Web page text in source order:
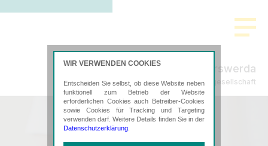
Freund Hoyerswerda
Steuerberatungsgesellschaft
WIR VERWENDEN COOKIES
Entscheiden Sie selbst, ob diese Website neben
funktionell zum Betrieb der Website
erforderlichen Cookies auch Betreiber-Cookies
sowie Cookies für Tracking und Targeting
verwenden darf. Weitere Details finden Sie in der
Datenschutzerklärung